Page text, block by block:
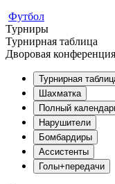
Футбол
Турниры
Турнирная таблица
Дворовая
Турнирная
Шахматка
Полный
Нарушители
Бомбардиры
Ассистенты
Голы+передачи